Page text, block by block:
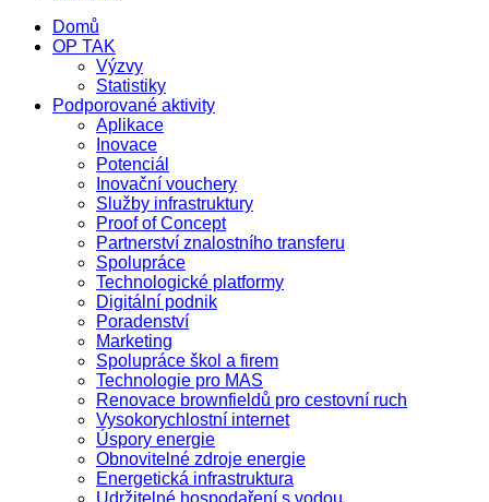
Domů
OP TAK
Výzvy
Statistiky
Podporované aktivity
Aplikace
Inovace
Potenciál
Inovační vouchery
Služby infrastruktury
Proof of Concept
Partnerství znalostního transferu
Spolupráce
Technologické platformy
Digitální podnik
Poradenství
Marketing
Spolupráce škol a firem
Technologie pro MAS
Renovace brownfieldů pro cestovní ruch
Vysokorychlostní internet
Úspory energie
Obnovitelné zdroje energie
Energetická infrastruktura
Udržitelné hospodaření s vodou